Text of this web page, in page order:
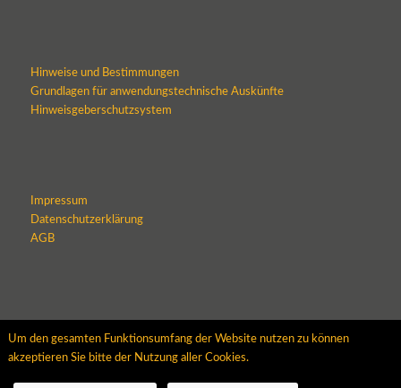
Hinweise und Bestimmungen
Grundlagen für anwendungstechnische Auskünfte
Hinweisgeberschutzsystem
Impressum
Datenschutzerklärung
AGB
Um den gesamten Funktionsumfang der Website nutzen zu können
akzeptieren Sie bitte der Nutzung aller Cookies.